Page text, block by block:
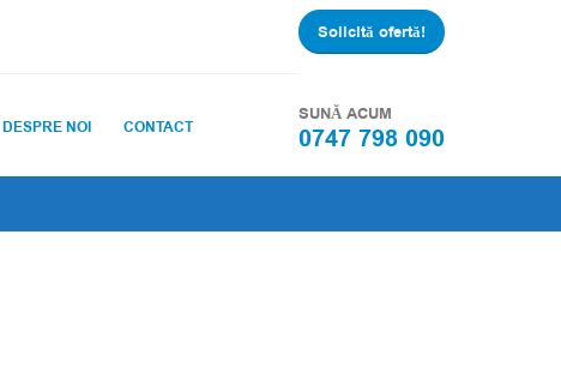
Solicită ofertă!
DESPRE NOI CONTACT
SUNĂ ACUM
0747 798 090